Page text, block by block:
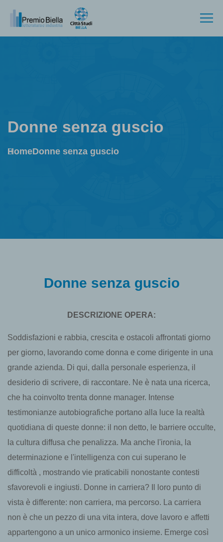
Donne senza guscio
HomeDonne senza guscio
Donne senza guscio
DESCRIZIONE OPERA:
Soddisfazioni e rabbia, crescita e ostacoli affrontati giorno
per giorno, lavorando come donna e come dirigente in una
grande azienda. Di qui, dalla personale esperienza, il
desiderio di scrivere, di raccontare. Ne è nata una ricerca,
che ha coinvolto trenta donne manager. Intense
testimonianze autobiografiche portano alla luce la realtà
quotidiana di queste donne: il non detto, le barriere occulte,
la cultura diffusa che penalizza. Ma anche l'ironia, la
determinazione e l'intelligenza con cui superano le
difficoltà , mostrando vie praticabili nonostante contesti
sfavorevoli e ingiusti. Donne in carriera? Il loro punto di
vista è differente: non carriera, ma percorso. La carriera
non è che un pezzo di una vita intera, dove lavoro e affetti
appartengono a un unico armonico insieme. Emerge così